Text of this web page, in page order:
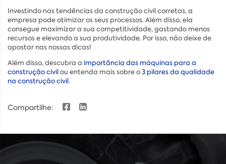
Investindo nas tendências da construção civil corretas, a
empresa pode otimizar os seus processos. Além disso, ela
consegue maximizar a sua competitividade, gastando menos
recursos e elevando a sua produtividade. Por isso, não deixe de
apostar nas nossas dicas!
Além disso, descubra a importância das máquinas para a
construção civilou entenda mais sobre o3 pilares da qualidade
na construção civil.
Compartilhe: